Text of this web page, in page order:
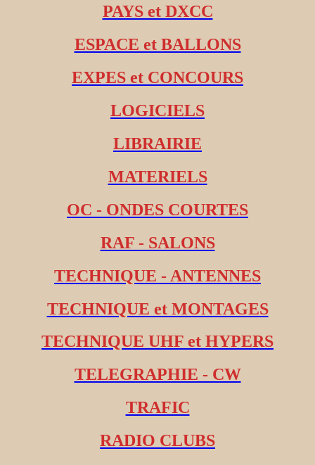
PAYS et DXCC
ESPACE et BALLONS
EXPES et CONCOURS
LOGICIELS
LIBRAIRIE
MATERIELS
OC - ONDES COURTES
RAF - SALONS
TECHNIQUE - ANTENNES
TECHNIQUE et MONTAGES
TECHNIQUE UHF et HYPERS
TELEGRAPHIE - CW
TRAFIC
RADIO CLUBS